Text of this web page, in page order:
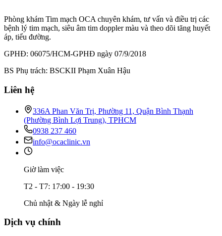
Phòng khám Tim mạch OCA chuyên khám, tư vấn và điều trị các
bệnh lý tim mạch, siêu âm tim doppler màu và theo dõi tăng huyết
áp, tiểu đường.
GPHĐ: 06075/HCM-GPHĐ ngày 07/9/2018
BS Phụ trách: BSCKII Phạm Xuân Hậu
Liên hệ
336A Phan Văn Trị, Phường 11, Quận Bình Thạnh
(Phường Bình Lợi Trung), TPHCM
0938 237 460
info@ocaclinic.vn
Giờ làm việc
T2 - T7: 17:00 - 19:30
Chủ nhật & Ngày lễ nghỉ
Dịch vụ chính